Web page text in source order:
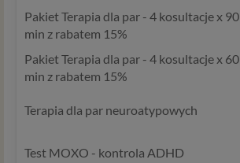
Pakiet Terapia dla par - 4 kosultacje x 90
min z rabatem 15%
Pakiet Terapia dla par - 4 kosultacje x 60
min z rabatem 15%
Terapia dla par neuroatypowych
Test MOXO - kontrola ADHD